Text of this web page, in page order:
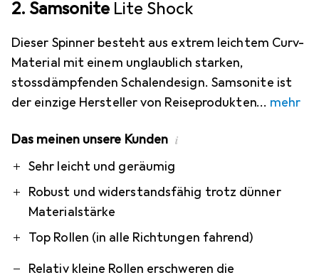
2. Samsonite Lite Shock
Dieser Spinner besteht aus extrem leichtem Curv-
Material mit einem unglaublich starken,
stossdämpfenden Schalendesign. Samsonite ist
der einzige Hersteller von Reiseprodukten
mehr
Das meinen unsere Kunden i
ProSehr leicht und geräumig
Robust und widerstandsfähig trotz dünner
Materialstärke
Top Rollen (in alle Richtungen fahrend)
Contra
Relativ kleine Rollen erschweren die